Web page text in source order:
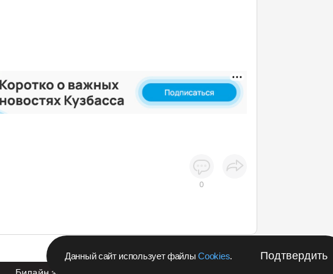
Данный сайт использует файлыCookies. Подтвердить
0